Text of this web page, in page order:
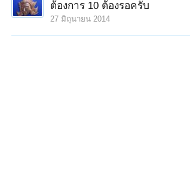
ต้องการ 10 ต้องรอครับ
27 มิถุนายน 2014